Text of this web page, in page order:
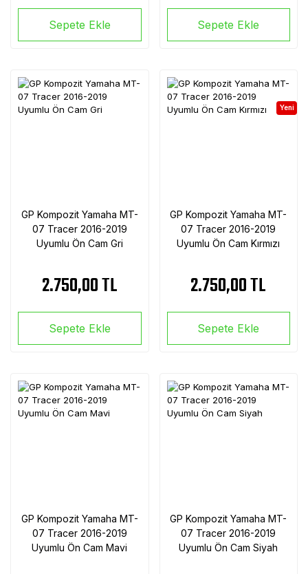
Sepete Ekle Sepete Ekle
GP Kompozit Yamaha MT-
07 Tracer 2016-2019
Uyumlu Ön Cam Gri
2.750,00 TL
Sepete Ekle
Yeni
GP Kompozit Yamaha MT-
07 Tracer 2016-2019
Uyumlu Ön Cam Kırmızı
2.750,00 TL
Sepete Ekle
GP Kompozit Yamaha MT-
07 Tracer 2016-2019
Uyumlu Ön Cam Mavi
GP Kompozit Yamaha MT-
07 Tracer 2016-2019
Uyumlu Ön Cam Siyah